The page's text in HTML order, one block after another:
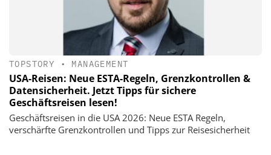
TOPSTORY • MANAGEMENT
USA-Reisen: Neue ESTA-Regeln, Grenzkontrollen &
Datensicherheit. Jetzt Tipps für sichere
Geschäftsreisen lesen!
Geschäftsreisen in die USA 2026: Neue ESTA Regeln,
verschärfte Grenzkontrollen und Tipps zur Reisesicherheit